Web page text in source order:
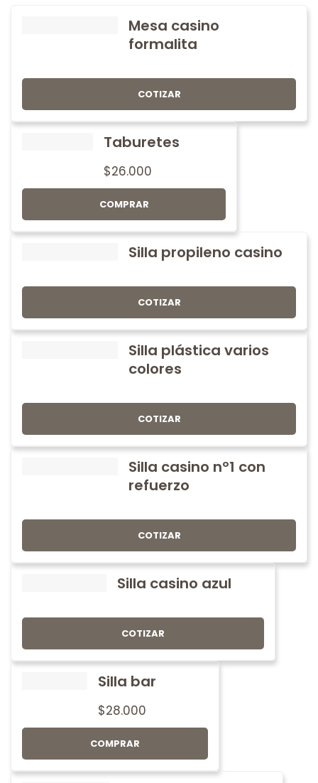
Mesa casino
formalita
COTIZAR
Taburetes
$26.000
COMPRAR
Silla propileno casino
COTIZAR
Silla plástica varios
colores
COTIZAR
Silla casino nº1 con
refuerzo
COTIZAR
Silla casino azul
COTIZAR
Silla bar
$28.000
COMPRAR